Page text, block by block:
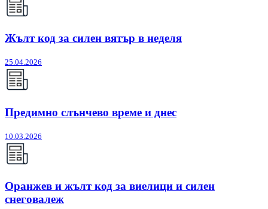
Жълт код за силен вятър в неделя
25.04.2026
Предимно слънчево време и днес
10.03.2026
Оранжев и жълт код за виелици и силен
снеговалеж